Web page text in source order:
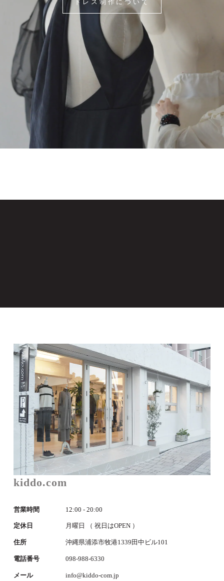
ドレス制作について
kiddo.com
営業時間 12:00 - 20:00
定休日 月曜日 （ 祝日はOPEN ）
住所 沖縄県浦添市牧港1339田中ビル101
電話番号 098-988-6330
メール info@kiddo-com.jp